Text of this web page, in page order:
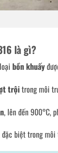
là gì?
bồn khuấy
trộitrong môi
, lên đến 900°C,
đặc biệt trong môi